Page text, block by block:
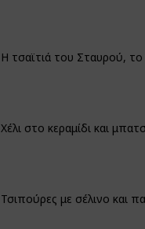
Η τσαϊτιά του Σταυρού, το
Χέλι στο κεραμίδι και
Τσιπούρες με σέλινο και